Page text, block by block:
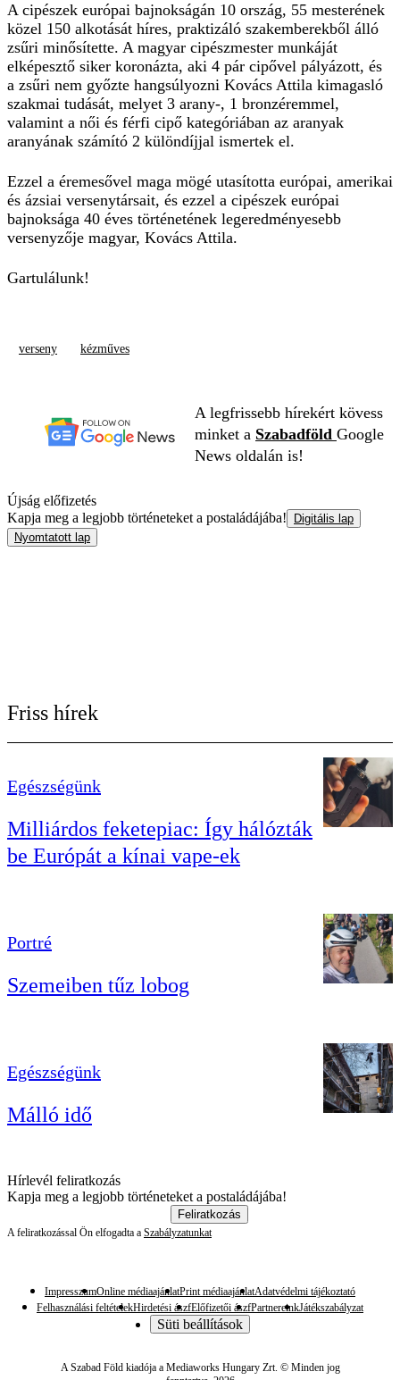
A cipészek európai bajnokságán 10 ország, 55 mesterének
közel 150 alkotását híres, praktizáló szakemberekből álló
zsűri minősítette. A magyar cipészmester munkáját
elképesztő siker koronázta, aki 4 pár cipővel pályázott, és
a zsűri nem győzte hangsúlyozni Kovács Attila kimagasló
szakmai tudását, melyet 3 arany-, 1 bronzéremmel,
valamint a női és férfi cipő kategóriában az aranyak
aranyának számító 2 különdíjjal ismertek el.
Ezzel a éremesővel maga mögé utasította európai, amerikai
és ázsiai versenytársait, és ezzel a cipészek európai
bajnoksága 40 éves történetének legeredményesebb
versenyzője magyar, Kovács Attila.
Gartulálunk!
verseny kézműves
A legfrissebb hírekért kövess
minket a Szabadföld Google
News oldalán is!
Újság előfizetés
Kapja meg a legjobb történeteket a postaládájába!
Digitális lap
Nyomtatott lap
Friss hírek
Egészségünk
Milliárdos feketepiac: Így hálózták
be Európát a kínai vape-ek
Portré
Szemeiben tűz lobog
Egészségünk
Málló idő
Hírlevél feliratkozás
Kapja meg a legjobb történeteket a postaládájába!
Feliratkozás
A feliratkozással Ön elfogadta a Szabályzatunkat
ImpresszumOnline médiaajánlatPrint médiaajánlatAdatvédelmi tájékoztató
Felhasználási feltételekHirdetési ászfElőfizetői ászfPartnereinkJátékszabályzat
Süti beállítások
A Szabad Föld kiadója a Mediaworks Hungary Zrt. © Minden jog